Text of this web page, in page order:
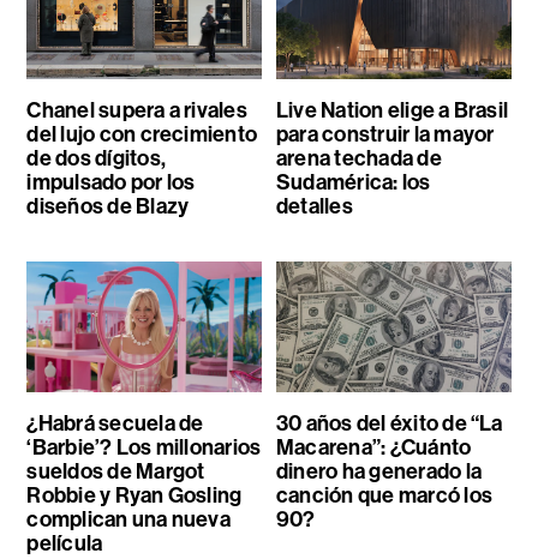
Chanel supera a rivales
del lujo con crecimiento
de dos dígitos,
impulsado por los
diseños de Blazy
Live Nation elige a Brasil
para construir la mayor
arena techada de
Sudamérica: los
detalles
¿Habrá secuela de
‘Barbie’? Los millonarios
sueldos de Margot
Robbie y Ryan Gosling
complican una nueva
película
30 años del éxito de “La
Macarena”: ¿Cuánto
dinero ha generado la
canción que marcó los
90?